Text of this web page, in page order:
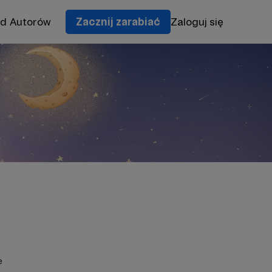
Autorów Zacznij zarabiać Zaloguj się